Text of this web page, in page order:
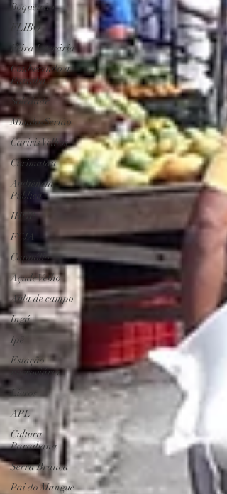
Boqueirão
FLIBO
Feira Literária
Conhecendo a
Paraíba
Soledade
Mundo-Sertão
Cariris Velhos
Curimataú
Audiência
Pública
IHGP
FCJA
Capitólio
Açude Velho
Aula de campo
Ingá
Ipê
Estação
Ferroviária
Livros
APL
Cultura
Paraibana
Serra Branca
Pai do Mangue